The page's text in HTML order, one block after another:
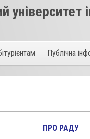
Публічна
ПРО РАДУ